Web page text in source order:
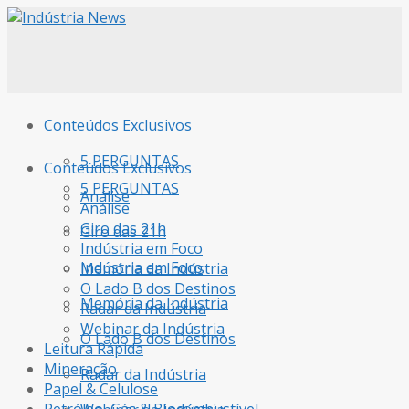
Conteúdos Exclusivos
5 PERGUNTAS
Análise
Giro das 21h
Indústria em Foco
Memória da Indústria
O Lado B dos Destinos
Radar da Indústria
Conteúdos Exclusivos
5 PERGUNTAS
Análise
Giro das 21h
Indústria em Foco
Memória da Indústria
O Lado B dos Destinos
Radar da Indústria
Webinar da Indústria
Leitura Rápida
Mineração
Papel & Celulose